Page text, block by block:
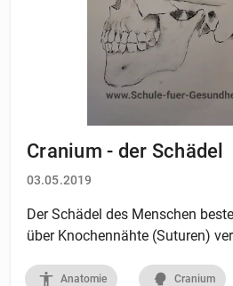
Cranium - der Schädel
03.05.2019
Der Schädel des Menschen
über Knochennähte (Suturen)
Anatomie Cranium